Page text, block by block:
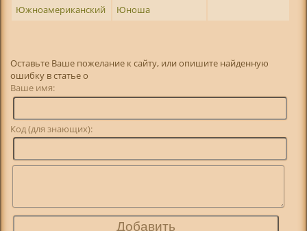
Южноамериканский
Юноша
Оставьте Ваше пожелание к сайту, или опишите найденную
ошибку в статье о
Ваше имя:
Код (для знающих):